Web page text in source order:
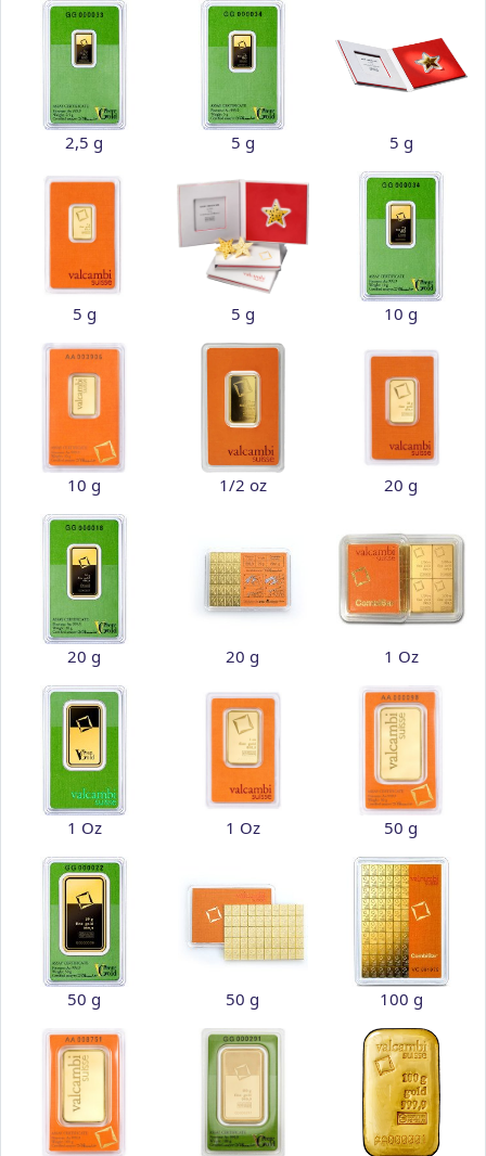
2,5 g 5 g 5 g
5 g 5 g 10 g
10 g 1/2 oz 20 g
20 g 20 g 1 Oz
1 Oz 1 Oz 50 g
50 g 50 g 100 g